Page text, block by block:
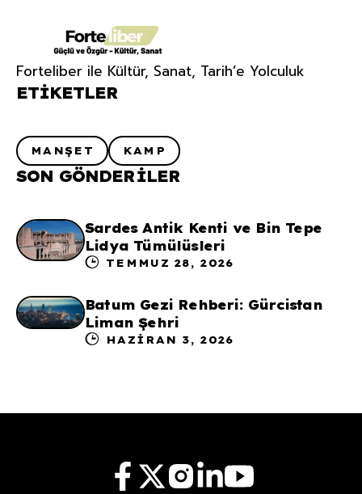
Forteliber ile Kültür, Sanat, Tarih’e Yolculuk
ETIKETLER
MANŞET KAMP
SON GÖNDERILER
Sardes Antik Kenti ve Bin Tepe
Lidya Tümülüsleri
TEMMUZ 28, 2026
Batum Gezi Rehberi: Gürcistan
Liman Şehri
HAZIRAN 3, 2026